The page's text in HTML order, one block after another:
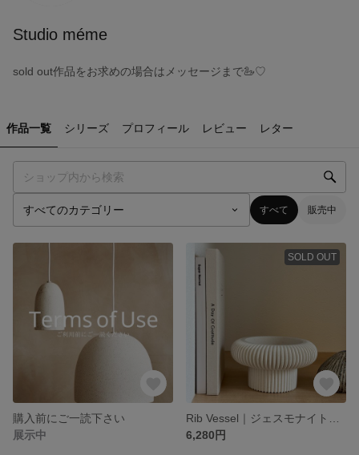
Studio méme
sold out作品をお求めの場合はメッセージまで🦢♡
作品一覧 シリーズ プロフィール レビュー レター
すべて 販売中
購入前にご一読下さい
展示中
SOLD OUT
6,280円